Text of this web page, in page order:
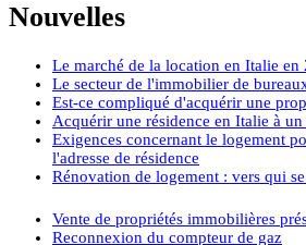
Nouvelles
Le marché de la location en Italie en
Le secteur de l'immobilier de
Est-ce compliqué d'acquérir une
Acquérir une résidence en Italie à
Exigences concernant le logement
l'adresse de résidence
Rénovation de logement : vers qui
Vente de propriétés immobilières
Reconnexion du compteur de gaz